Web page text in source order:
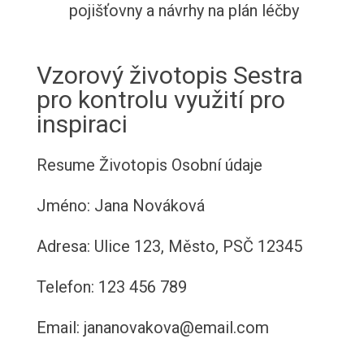
pojišťovny a návrhy na plán léčby
Vzorový životopis Sestra
pro kontrolu využití pro
inspiraci
Resume Životopis Osobní údaje
Jméno: Jana Nováková
Adresa: Ulice 123, Město, PSČ 12345
Telefon: 123 456 789
Email: jananovakova@email.com